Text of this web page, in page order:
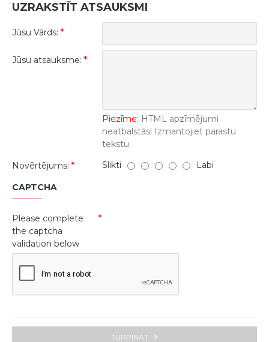
UZRAKSTĪT ATSAUKSMI
Jūsu Vārds:
Jūsu atsauksme:
Piezīme: HTML apzīmējumi
neatbalstās! Izmantojiet parastu
tekstu.
Novērtējums:
Slikti Labi
CAPTCHA
Please complete
the captcha
validation below
TURPINĀT